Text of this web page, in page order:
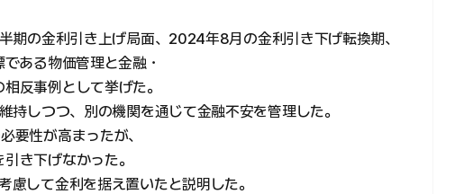
期の金利引き上げ局面、2024年8月の金利引き下げ転換期、
ある物価管理と金融・
反事例として挙げた。
持しつつ、別の機関を通じて金融不安を管理した。
要性が高まったが、
き下げなかった。
慮して金利を据え置いたと説明した。